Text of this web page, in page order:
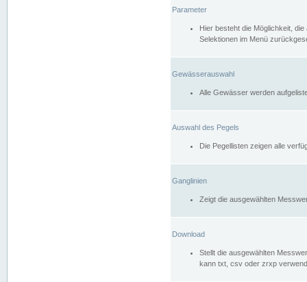
Parameter
Hier besteht die Möglichkeit,
Selektionen im Menü
Gewässerauswahl
Alle Gewässer werden
Auswahl des Pegels
Die Pegellisten zeigen alle
Ganglinien
Zeigt die ausgewählten
Download
Stellt die ausgewählten
kann txt, csv oder zrxp